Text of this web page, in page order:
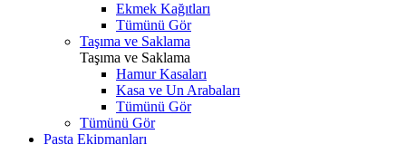
Ekmek Kağıtları
Tümünü Gör
Taşıma ve Saklama
Taşıma ve Saklama
Hamur Kasaları
Kasa ve Un Arabaları
Tümünü Gör
Tümünü Gör
Pasta Ekipmanları